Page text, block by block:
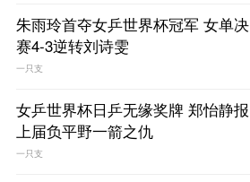
朱雨玲首夺女乒世界杯冠军 女单决
赛4-3逆转刘诗雯
一只支
女乒世界杯日乒无缘奖牌 郑怡静报
上届负平野一箭之仇
一只支